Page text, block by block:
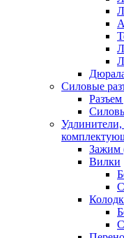
Силовые
Удлинители,
Зажим
Вилки